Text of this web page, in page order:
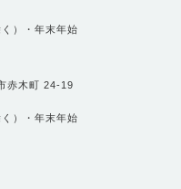
）・年末年始
赤木町 24-19
）・年末年始